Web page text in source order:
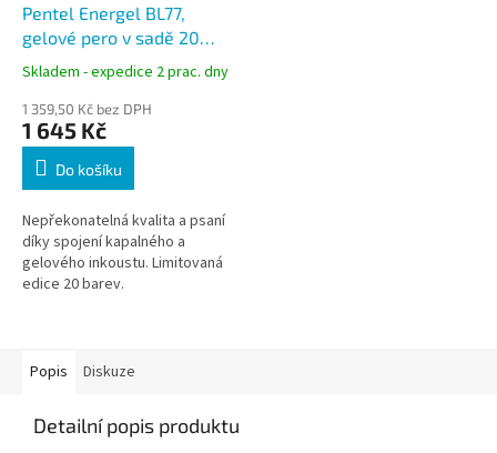
Pentel Energel BL77,
gelové pero v sadě 20
barev, hrot 0,7 mm,
limitovaná edice
Skladem - expedice 2 prac. dny
1 359,50 Kč bez DPH
1 645 Kč
Do košíku
Nepřekonatelná kvalita a psaní
díky spojení kapalného a
gelového inkoustu. Limitovaná
edice 20 barev.
Popis Diskuze
Detailní popis produktu